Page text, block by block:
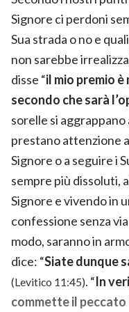
Signore ci perdoni
Sua strada o no e
non sarebbe
disse “il mio premio
secondo che sarà
sorelle si
prestano attenzione
Signore o a seguire i
sempre più dissoluti,
Signore e vivendo in
confessione senza
modo, saranno in
dice: “Siate dunque
(Levitico 11:45). “In
commette il peccato